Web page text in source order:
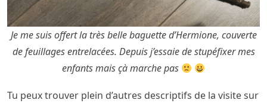
Je me suis offert la très belle baguette d’Hermione, couverte
de feuillages entrelacées. Depuis j’essaie de stupéfixer mes
enfants mais çà marche pas
Tu peux trouver plein d’autres descriptifs de la visite sur